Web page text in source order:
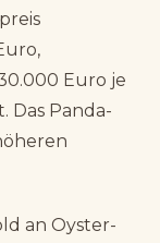
Euro je
Das Panda-
an Oyster-